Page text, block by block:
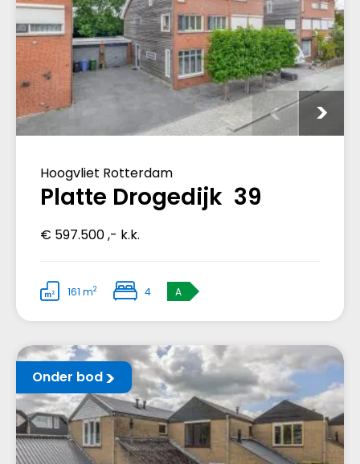
Hoogvliet Rotterdam
Platte Drogedijk 39
€ 597.500 ,- k.k.
161 m2 4 A
Onder bod